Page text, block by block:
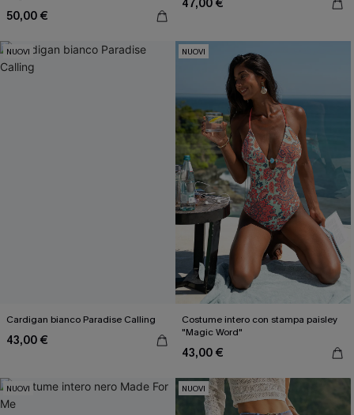
50,00 €
47,00 €
NUOVI
Cardigan bianco Paradise Calling
43,00 €
NUOVI
Costume intero con stampa paisley
"Magic Word"
43,00 €
NUOVI NUOVI